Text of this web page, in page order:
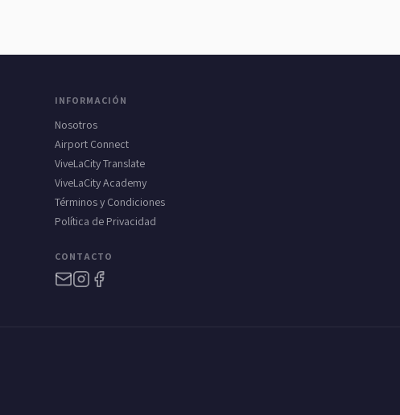
INFORMACIÓN
Nosotros
Airport Connect
ViveLaCity Translate
ViveLaCity Academy
Términos y Condiciones
Política de Privacidad
CONTACTO